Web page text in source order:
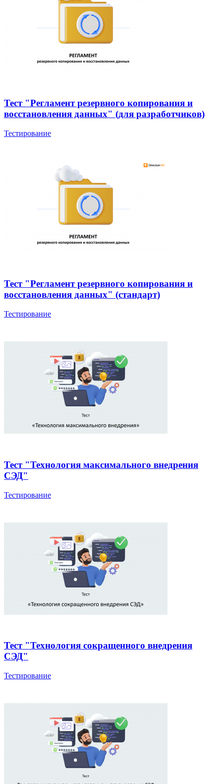
Тест "Регламент резервного копирования и
восстановления данных" (для разработчиков)
Тестирование
Тест "Регламент резервного копирования и
восстановления данных" (стандарт)
Тестирование
Тест "Технология максимального внедрения
СЭД"
Тестирование
Тест "Технология сокращенного внедрения
СЭД"
Тестирование